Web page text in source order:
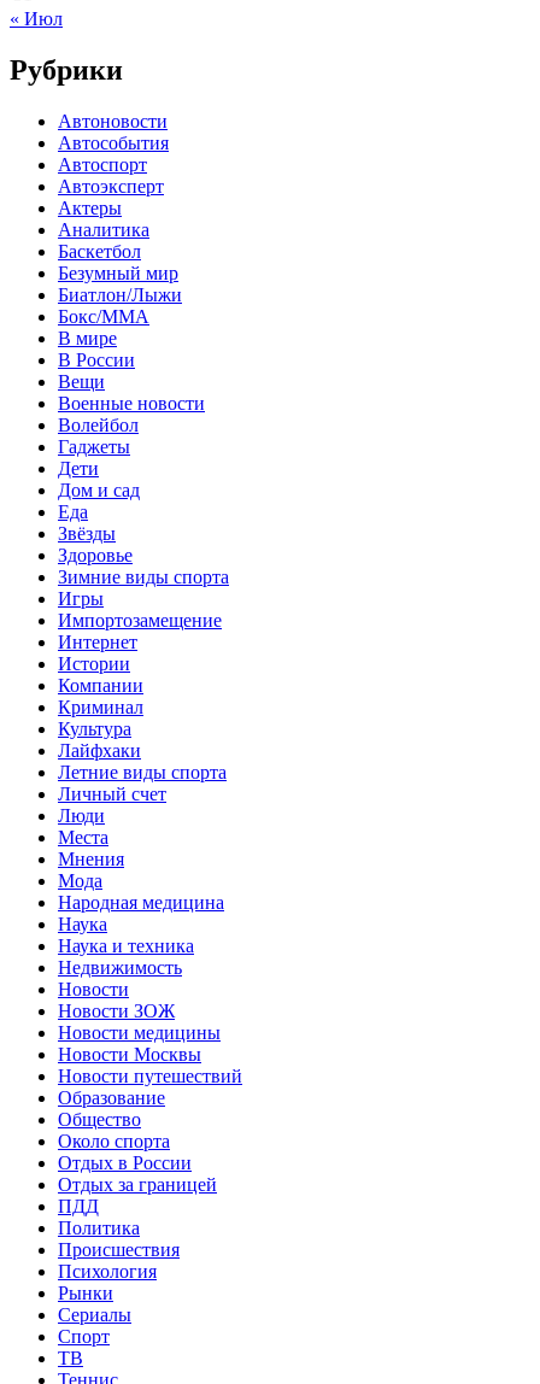
« Июл
Рубрики
Автоновости
Автособытия
Автоспорт
Автоэксперт
Актеры
Аналитика
Баскетбол
Безумный мир
Биатлон/Лыжи
Бокс/MMA
В мире
В России
Вещи
Военные новости
Волейбол
Гаджеты
Дети
Дом и сад
Еда
Звёзды
Здоровье
Зимние виды спорта
Игры
Импортозамещение
Интернет
Истории
Компании
Криминал
Культура
Лайфхаки
Летние виды спорта
Личный счет
Люди
Места
Мнения
Мода
Народная медицина
Наука
Наука и техника
Недвижимость
Новости
Новости ЗОЖ
Новости медицины
Новости Москвы
Новости путешествий
Образование
Общество
Около спорта
Отдых в России
Отдых за границей
ПДД
Политика
Происшествия
Психология
Рынки
Сериалы
Спорт
ТВ
Теннис